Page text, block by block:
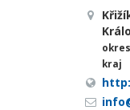
kraj